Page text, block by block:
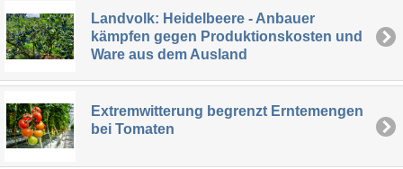
Landvolk: Heidelbeere - Anbauer
kämpfen gegen Produktionskosten und
Ware aus dem Ausland
Extremwitterung begrenzt Erntemengen
bei Tomaten